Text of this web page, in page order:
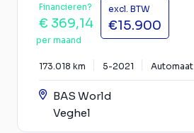
Financieren?
€ 369,14
per maand
excl. BTW
€15.900
173.018 km 5-2021 Automaat
BAS World
Veghel